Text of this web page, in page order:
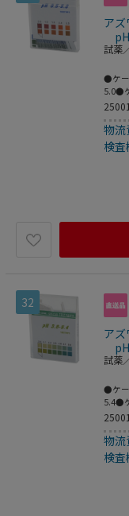
アズ
試薬
●ケー
5.0●
です。
物流
検
32
アズ
試薬
●ケー
5.4●
です。
物流
検